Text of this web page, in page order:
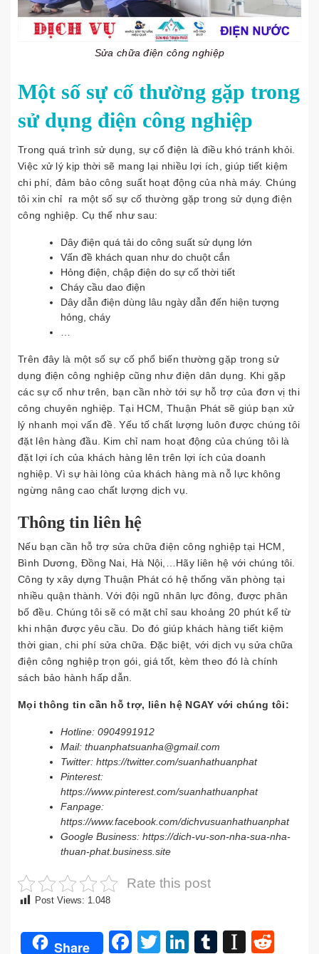
Sửa chữa điện công nghiệp
Một số sự cố thường gặp trong
sử dụng điện công nghiệp
Trong quá trình sử dụng, sự cố điện là điều khó tránh khỏi.
Việc xử lý kịp thời sẽ mang lại nhiều lợi ích, giúp tiết kiệm
chi phí, đảm bảo công suất hoạt động của nhà máy. Chúng
tôi xin chỉ ra một số sự cố thường gặp trong sử dụng điện
công nghiệp. Cụ thể như sau:
Dây điện quá tải do công suất sử dụng lớn
Vấn đề khách quan như do chuột cắn
Hỏng điện, chập điện do sự cố thời tiết
Cháy cầu dao điện
Dây dẫn điện dùng lâu ngày dẫn đến hiện tượng
hỏng, cháy
Trên đây là một số sự cố phổ biến thường gặp trong sử
dụng điện công nghiệp cũng như điện dân dụng. Khi gặp
các sự cố như trên, bạn cần nhờ tới sự hỗ trợ của đơn vị thi
công chuyên nghiệp. Tại HCM, Thuận Phát sẽ giúp bạn xử
lý nhanh mọi vấn đề. Yếu tố chất lượng luôn được chúng tôi
đặt lên hàng đầu. Kim chỉ nam hoạt động của chúng tôi là
đặt lợi ích của khách hàng lên trên lợi ích của doanh
nghiệp. Vì sự hài lòng của khách hàng mà nỗ lực không
ngừng nâng cao chất lượng dịch vụ.
Thông tin liên hệ
Nếu bạn cần hỗ trợ sửa chữa điện công nghiệp tại HCM,
Bình Dương, Đồng Nai, Hà Nội,…Hãy liên hệ với chúng tôi.
Công ty xây dựng Thuận Phát có hệ thống văn phòng tại
nhiều quận thành. Với đội ngũ nhân lực đông, được phân
bố đều. Chúng tôi sẽ có mặt chỉ sau khoảng 20 phút kể từ
khi nhận được yêu cầu. Do đó giúp khách hàng tiết kiệm
thời gian, chi phí sửa chữa. Đặc biệt, với dịch vụ sửa chữa
điện công nghiệp trọn gói, giá tốt, kèm theo đó là chính
sách bảo hành hấp dẫn.
Mọi thông tin cần hỗ trợ, liên hệ NGAY với chúng tôi:
Hotline: 0904991912
Mail: thuanphatsuanha@gmail.com
Twitter: https://twitter.com/suanhathuanphat
Pinterest:
https://www.pinterest.com/suanhathuanphat
Fanpage:
https://www.facebook.com/dichvusuanhathuanphat
Google Business: https://dich-vu-son-nha-sua-nha-
thuan-phat.business.site
Rate this post
Post Views: 1.048
Share Facebook
TwitterLinkedIn
Tumblr